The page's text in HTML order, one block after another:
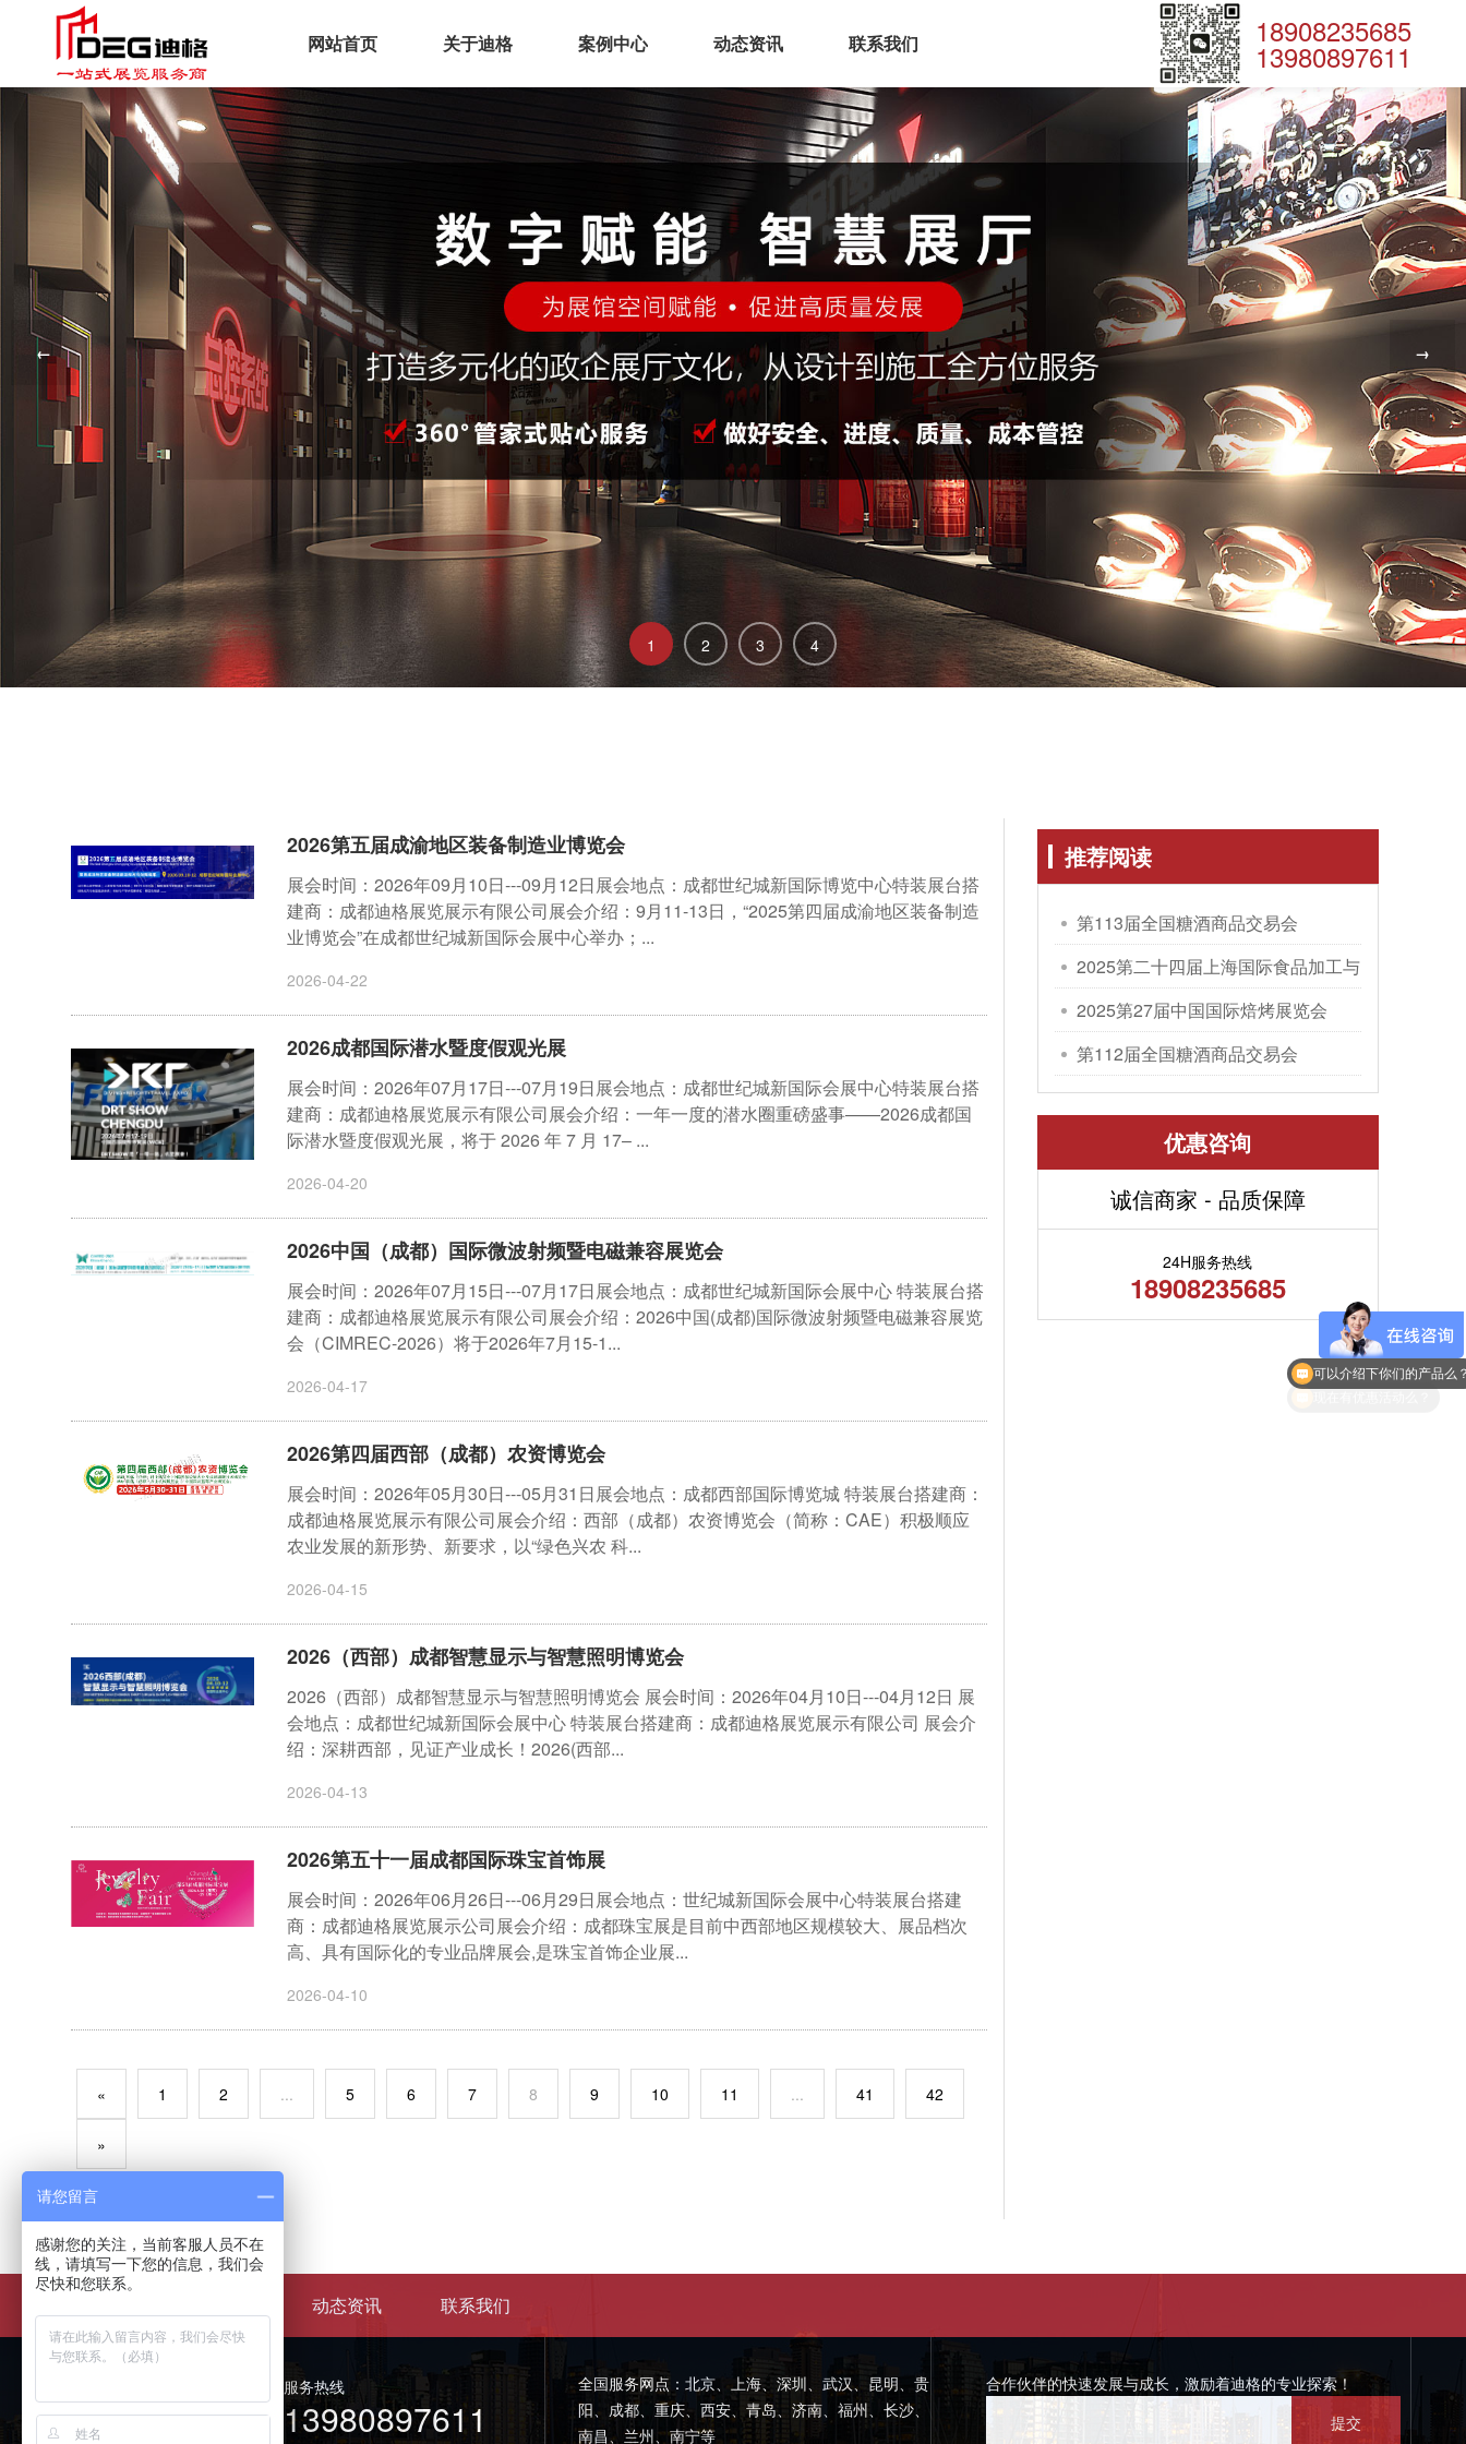
网站首页 关于迪格
文化理念
工厂实景
服务范围
案例中心
展厅空间
展会展台
环保展具
文化建设
动态资讯 联系我们 18908235685
13980897611
1 2 3 4
← →
2026第五届成渝地区装备制造业博览会
展会时间：2026年09月10日---09月12日展会地点：成都世纪城新国际博览中心特装展台搭
建商：成都迪格展览展示有限公司展会介绍：9月11-13日，“2025第四届成渝地区装备制造
业博览会”在成都世纪城新国际会展中心举办；...
2026-04-22
2026成都国际潜水暨度假观光展
展会时间：2026年07月17日---07月19日展会地点：成都世纪城新国际会展中心特装展台搭
建商：成都迪格展览展示有限公司展会介绍：一年一度的潜水圈重磅盛事——2026成都国
际潜水暨度假观光展，将于 2026 年 7 月 17– ...
2026-04-20
2026中国（成都）国际微波射频暨电磁兼容展览会
展会时间：2026年07月15日---07月17日展会地点：成都世纪城新国际会展中心 特装展台搭
建商：成都迪格展览展示有限公司展会介绍：2026中国(成都)国际微波射频暨电磁兼容展览
会（CIMREC-2026）将于2026年7月15-1...
2026-04-17
2026第四届西部（成都）农资博览会
展会时间：2026年05月30日---05月31日展会地点：成都西部国际博览城 特装展台搭建商：
成都迪格展览展示有限公司展会介绍：西部（成都）农资博览会（简称：CAE）积极顺应
农业发展的新形势、新要求，以“绿色兴农 科...
2026-04-15
2026（西部）成都智慧显示与智慧照明博览会
2026（西部）成都智慧显示与智慧照明博览会 展会时间：2026年04月10日---04月12日 展
会地点：成都世纪城新国际会展中心 特装展台搭建商：成都迪格展览展示有限公司 展会介
绍：深耕西部，见证产业成长！2026(西部...
2026-04-13
2026第五十一届成都国际珠宝首饰展
展会时间：2026年06月26日---06月29日展会地点：世纪城新国际会展中心特装展台搭建
商：成都迪格展览展示公司展会介绍：成都珠宝展是目前中西部地区规模较大、展品档次
高、具有国际化的专业品牌展会,是珠宝首饰企业展...
2026-04-10
« 1 2 ... 5 6 7 8 9 10 11 ... 41 42
»
推荐阅读
第113届全国糖酒商品交易会
2025第二十四届上海国际食品加工与
包装机械展览会
2025第27届中国国际焙烤展览会
第112届全国糖酒商品交易会
优惠咨询
诚信商家 - 品质保障
24H服务热线
18908235685
动态资讯 联系我们
服务热线
13980897611
全国服务网点：北京、上海、深圳、武汉、昆明、贵
阳、成都、重庆、西安、青岛、济南、福州、长沙、
南昌、兰州、南宁等
合作伙伴的快速发展与成长，激励着迪格的专业探索！
可以介绍下你们的产品么
请您留言
感谢您的关注，当前客服人员不在
线，请填写一下您的信息，我们会
尽快和您联系。